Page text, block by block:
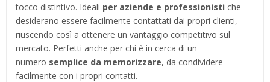
tocco distintivo. Ideali per aziende e professionisti che
desiderano essere facilmente contattati dai propri clienti,
riuscendo così a ottenere un vantaggio competitivo sul
mercato. Perfetti anche per chi è in cerca di un
numero semplice da memorizzare, da condividere
facilmente con i propri contatti.